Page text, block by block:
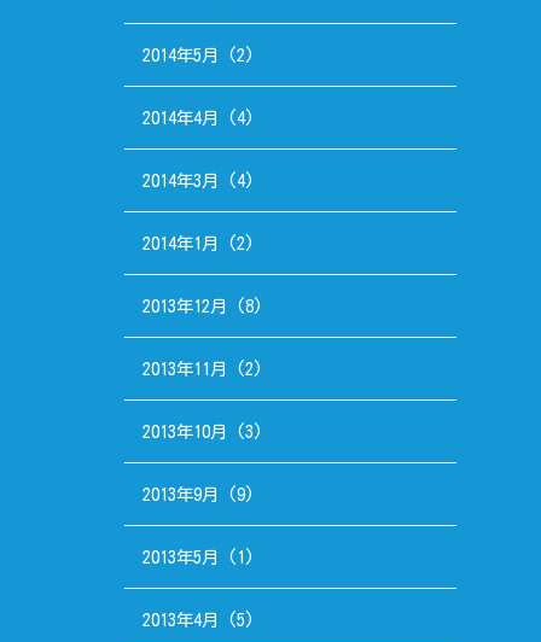
2014年5月 (2)
2014年4月 (4)
2014年3月 (4)
2014年1月 (2)
2013年12月 (8)
2013年11月 (2)
2013年10月 (3)
2013年9月 (9)
2013年5月 (1)
2013年4月 (5)